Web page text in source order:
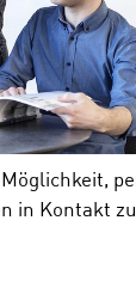
in Kontakt